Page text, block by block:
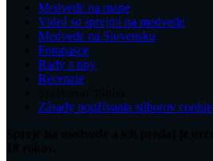
Medvede na mape
Videá so sprejmi na medvede
Medvede na Slovensku
Fotopasce
Rady a tipy
Recenzie
Zásady používania súborov cookie